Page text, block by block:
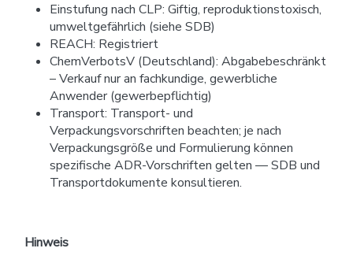
Einstufung nach CLP: Giftig, reproduktionstoxisch,
umweltgefährlich (siehe SDB)
REACH: Registriert
ChemVerbotsV (Deutschland): Abgabebeschränkt
– Verkauf nur an fachkundige, gewerbliche
Anwender (gewerbepflichtig)
Transport: Transport- und
Verpackungsvorschriften beachten; je nach
Verpackungsgröße und Formulierung können
spezifische ADR-Vorschriften gelten — SDB und
Transportdokumente konsultieren.
Hinweis